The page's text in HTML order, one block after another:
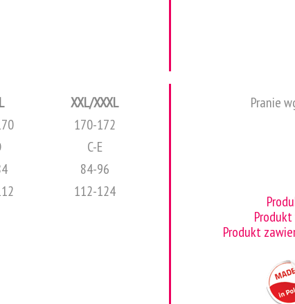
XXL/XXXL
170-172
C-E
84-96
112-124
Pranie
Produkt